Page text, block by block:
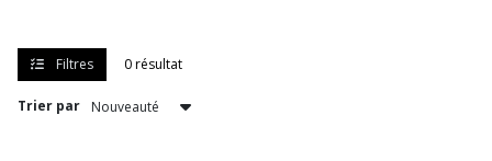
Filtres 0 résultat
Trier par
Figurines
Banpresto